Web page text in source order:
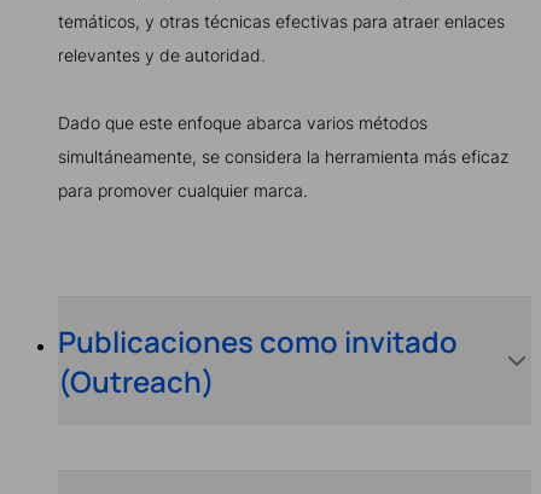
temáticos, y otras técnicas efectivas para atraer enlaces
relevantes y de autoridad.
Dado que este enfoque abarca varios métodos
simultáneamente, se considera la herramienta más eficaz
para promover cualquier marca.
Publicaciones como invitado
(Outreach)